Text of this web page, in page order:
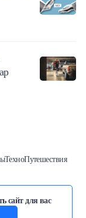
сайт для вас
ТехноПутешествия